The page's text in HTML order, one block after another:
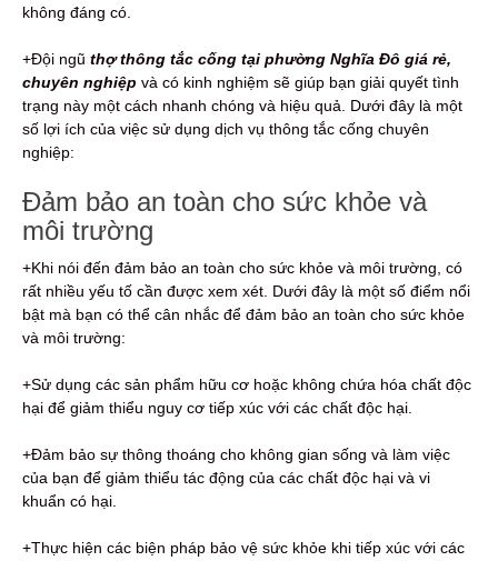
không đáng có.
+Đội ngũ thợ thông tắc cống tại phường Nghĩa Đô giá rẻ,
chuyên nghiệp và có kinh nghiệm sẽ giúp bạn giải quyết tình
trạng này một cách nhanh chóng và hiệu quả. Dưới đây là một
số lợi ích của việc sử dụng dịch vụ thông tắc cống chuyên
nghiệp:
Đảm bảo an toàn cho sức khỏe và
môi trường
+Khi nói đến đảm bảo an toàn cho sức khỏe và môi trường, có
rất nhiều yếu tố cần được xem xét. Dưới đây là một số điểm nổi
bật mà bạn có thể cân nhắc để đảm bảo an toàn cho sức khỏe
và môi trường:
+Sử dụng các sản phẩm hữu cơ hoặc không chứa hóa chất độc
hại để giảm thiểu nguy cơ tiếp xúc với các chất độc hại.
+Đảm bảo sự thông thoáng cho không gian sống và làm việc
của bạn để giảm thiểu tác động của các chất độc hại và vi
khuẩn có hại.
+Thực hiện các biện pháp bảo vệ sức khỏe khi tiếp xúc với các